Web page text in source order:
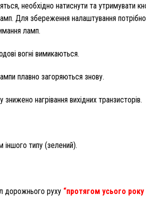
необхідно натиснути та утримувати
Для збереження налаштування
ламп.
вогні вимикаються.
плавно загоряються знову.
нагрівання вихідних транзисторів.
іншого типу (зелений).
дорожнього руху “протягом усього